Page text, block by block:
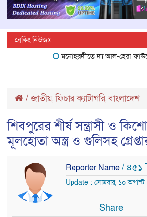
ব্রেকিং নিউজঃ
মনোহরদীতে দ্য আল-হেরা
/জাতীয়,ফিচার ক্যাটাগরি,বাংলাদেশ
শিবপুরের শীর্ষ সন্ত্রাসী ও
মূলহোতা অস্ত্র ও গুলিসহ
Reporter Name/ ৪৫১
Update : সোমবার, ১০
Share